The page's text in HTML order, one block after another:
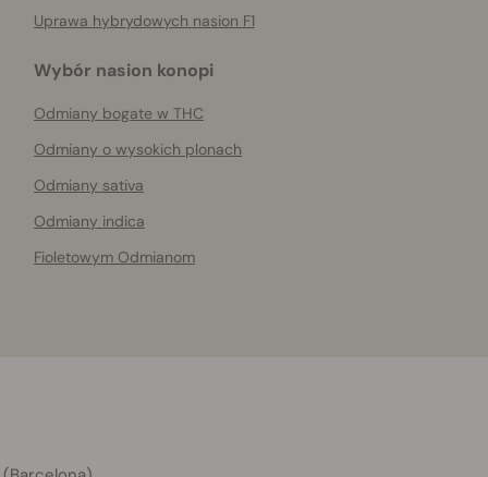
Uprawa hybrydowych nasion F1
Wybór nasion konopi
Odmiany bogate w THC
Odmiany o wysokich plonach
Odmiany sativa
Odmiany indica
Fioletowym Odmianom